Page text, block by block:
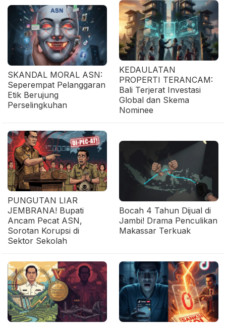
SKANDAL MORAL ASN:
Seperempat Pelanggaran
Etik Berujung
Perselingkuhan
KEDAULATAN
PROPERTI TERANCAM:
Bali Terjerat Investasi
Global dan Skema
Nominee
PUNGUTAN LIAR
JEMBRANA! Bupati
Ancam Pecat ASN,
Sorotan Korupsi di
Sektor Sekolah
Bocah 4 Tahun Dijual di
Jambi! Drama Penculikan
Makassar Terkuak